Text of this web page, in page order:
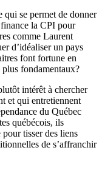
qui se permet de donner
la CPI pour
comme Laurent
d’idéaliser un pays
font fortune en
fondamentaux?
intérêt à chercher
et qui entretiennent
du Québec
québécois, ils
tisser des liens
de s’affranchir